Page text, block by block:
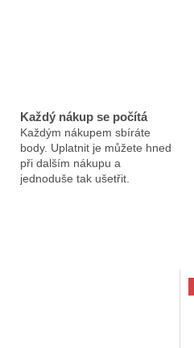
Každý nákup se počítá
Každým nákupem sbíráte
body. Uplatnit je můžete hned
při dalším nákupu a
jednoduše tak ušetřit.